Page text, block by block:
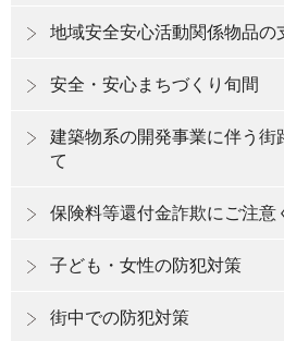
地域安全安心活動関係物品の
安全・安心まちづくり旬間
建築物系の開発事業に伴う街
て
保険料等還付金詐欺にご注意
子ども・女性の防犯対策
街中での防犯対策